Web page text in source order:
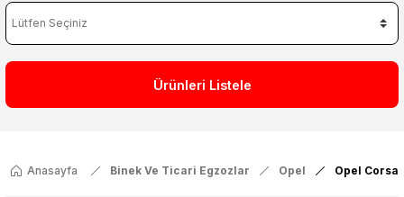
Ürünleri Listele
Anasayfa Binek Ve Ticari Egzozlar Opel Opel Corsa